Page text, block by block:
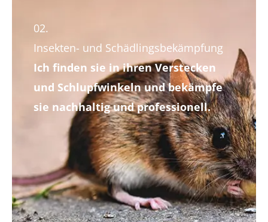
02.
Insekten- und Schädlings­bekämpfung
Ich finden sie in ihren Verstecken
und Schlupfwinkeln und bekämpfe
sie nachhaltig und professionell.